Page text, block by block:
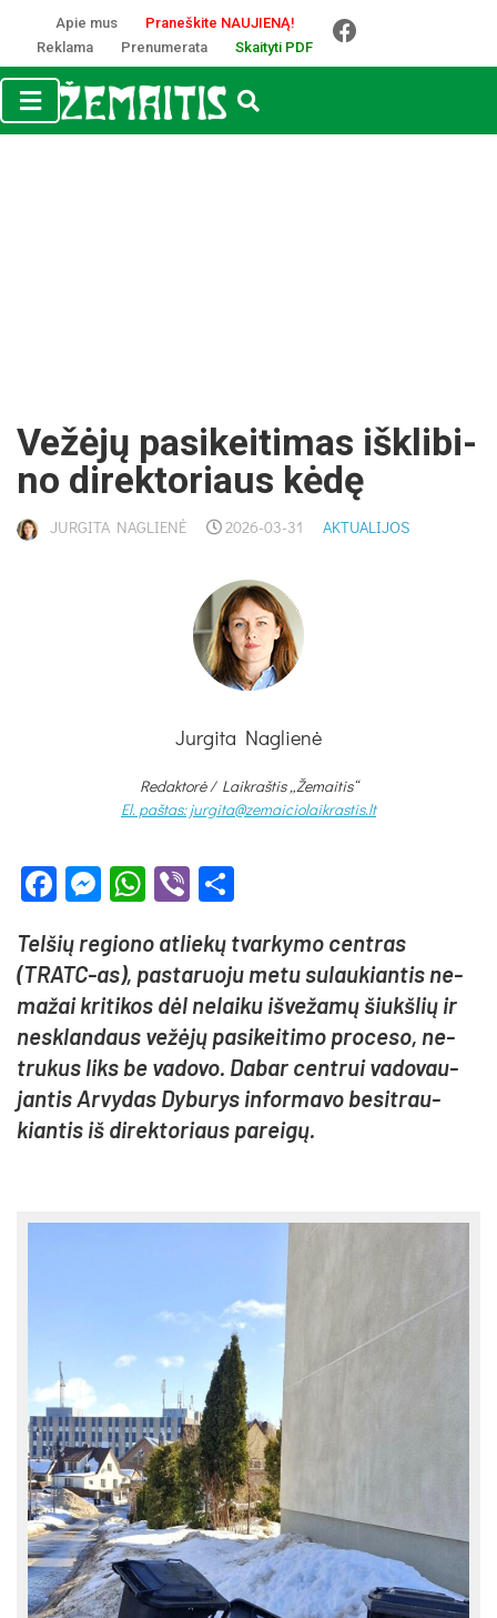
Apie mus
Praneškite NAUJIENĄ!
Reklama
Prenumerata Skaityti PDF
Ve­žė­jų pa­si­kei­ti­mas iš­kli­bi­
no di­rek­to­riaus kė­dę
JURGITA NAGLIENĖ 2026-03-31 AKTUALIJOS
Jurgita Naglienė
Redaktorė / Laikraštis „Žemaitis“
El. paštas: jurgita@zemaiciolaikrastis.lt
Facebook
Messenger
WhatsApp
Viber
Tel­šių re­gio­no at­lie­kų tvar­ky­mo cent­ras
(TRATC-as), pa­sta­ruo­ju me­tu su­lau­kian­tis ne­
ma­žai kri­ti­kos dėl ne­lai­ku iš­ve­ža­mų šiukš­lių ir
ne­sklan­daus ve­žė­jų pa­si­kei­ti­mo pro­ce­so, ne­
tru­kus liks be va­do­vo. Da­bar cent­rui va­do­vau­
jan­tis Ar­vy­das Dy­bu­rys in­for­ma­vo be­si­trau­
kian­tis iš di­rek­to­riaus pa­rei­gų.